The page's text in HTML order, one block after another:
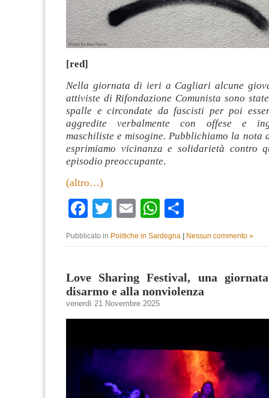
[red]
Nella giornata di ieri a Cagliari alcune
attiviste di Rifondazione Comunista sono
spalle e circondate da fascisti per poi
aggredite verbalmente con offese e
maschiliste e misogine. Pubblichiamo la nota
esprimiamo vicinanza e solidarietà contro
episodio preoccupante.
(altro…)
Facebook
TwitterEmailWhatsApp
Pubblicato in Politiche in Sardegna Nessun commento »
Love Sharing Festival, una
disarmo e alla nonviolenza
venerdì 21 Novembre 2025